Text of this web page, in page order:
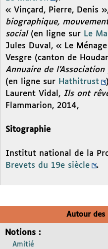
« Vinçard, Pierre, Denis
biographique,
social(en ligne sur Le
Jules Duval, « Le
Vesgre (canton de
Annuaire de
(en ligne sur Hathitrust
Laurent Vidal, Ils ont
Flammarion, 2014,
Sitographie
Institut national de la
Brevets du 19e siècle
.
Autour des
Notions :
Amitié